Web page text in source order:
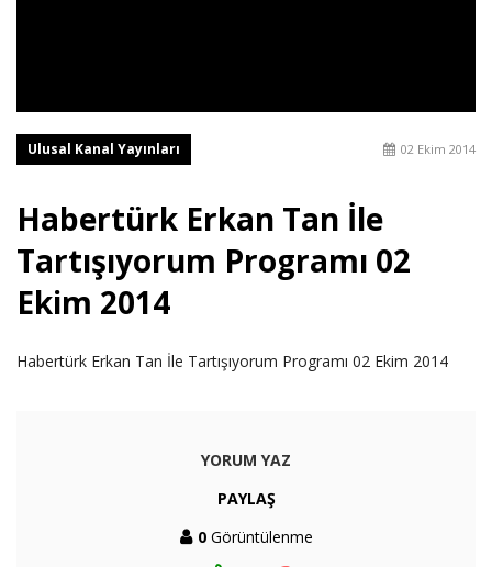
Ulusal Kanal Yayınları 02 Ekim 2014
Habertürk Erkan Tan İle
Tartışıyorum Programı 02
Ekim 2014
Habertürk Erkan Tan İle Tartışıyorum Programı 02 Ekim 2014
YORUM YAZ
PAYLAŞ
0Görüntülenme